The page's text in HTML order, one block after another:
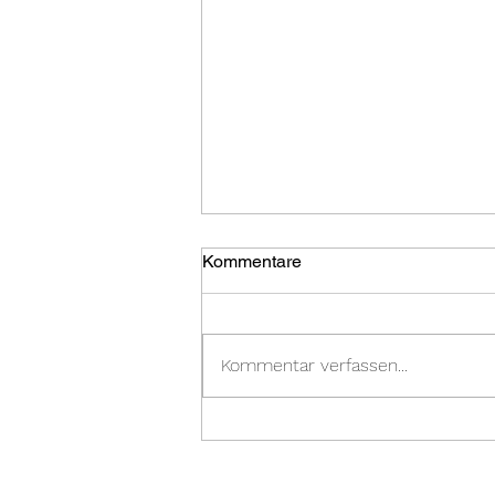
Kommentare
Kommentar verfassen...